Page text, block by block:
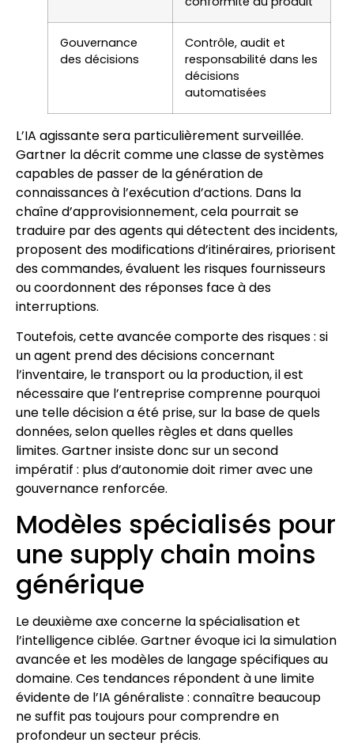
Gouvernance
des décisions
Contrôle, audit et
responsabilité dans les
décisions
automatisées
L’IA agissante sera particulièrement surveillée.
Gartner la décrit comme une classe de systèmes
capables de passer de la génération de
connaissances à l’exécution d’actions. Dans la
chaîne d’approvisionnement, cela pourrait se
traduire par des agents qui détectent des incidents,
proposent des modifications d’itinéraires, priorisent
des commandes, évaluent les risques fournisseurs
ou coordonnent des réponses face à des
interruptions.
Toutefois, cette avancée comporte des risques : si
un agent prend des décisions concernant
l’inventaire, le transport ou la production, il est
nécessaire que l’entreprise comprenne pourquoi
une telle décision a été prise, sur la base de quels
données, selon quelles règles et dans quelles
limites. Gartner insiste donc sur un second
impératif : plus d’autonomie doit rimer avec une
gouvernance renforcée.
Modèles spécialisés pour
une supply chain moins
générique
Le deuxième axe concerne la spécialisation et
l’intelligence ciblée. Gartner évoque ici la simulation
avancée et les modèles de langage spécifiques au
domaine. Ces tendances répondent à une limite
évidente de l’IA généraliste : connaître beaucoup
ne suffit pas toujours pour comprendre en
profondeur un secteur précis.